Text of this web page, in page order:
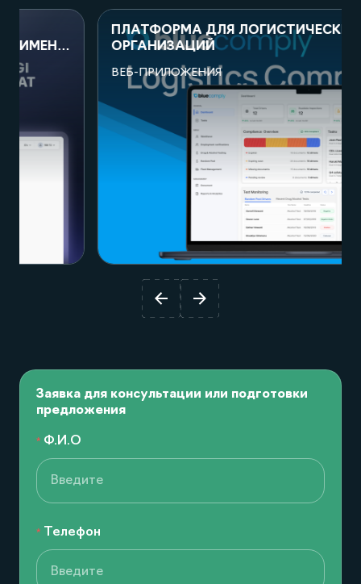
ПЛАТФОРМА ДЛЯ ЛОГИСТИЧЕСКИХ
ОРГАНИЗАЦИЙ
ВЕБ-ПРИЛОЖЕНИЯ
Посмотреть проект
Заявка для консультации или подготовки
предложения
Ф.И.О
Телефон